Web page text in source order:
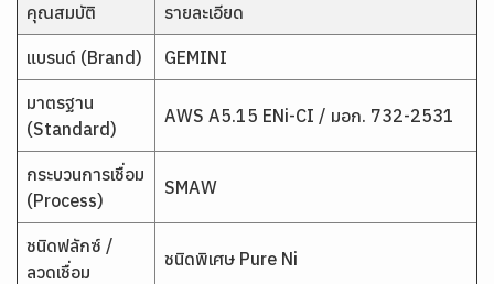
คุณสมบัติ รายละเอียด
แบรนด์ (Brand) GEMINI
มาตรฐาน
(Standard)
AWS A5.15 ENi-CI / มอก. 732-2531
กระบวนการเชื่อม
(Process)
SMAW
ชนิดฟลักซ์ /
ลวดเชื่อม
ชนิดพิเศษ Pure Ni